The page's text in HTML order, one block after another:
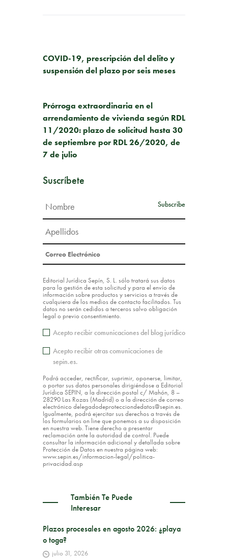
COVID-19, prescripción del delito y
suspensión del plazo por seis meses
Prórroga extraordinaria en el
arrendamiento de vivienda según RDL
11/2020: plazo de solicitud hasta 30
de septiembre por RDL 26/2020, de
7 de julio
Suscríbete
Editorial Jurídica Sepín, S. L. sólo tratará sus datos
para la gestión de esta solicitud y para el envío de
información sobre productos y servicios a través de
cualquiera de los medios de contacto facilitados. Tus
datos no serán cedidos a terceros salvo obligación
legal o previo consentimiento.
Acepto recibir comunicaciones del blog jurídico
Acepto recibir otras comunicaciones de
sepin.es.
Podrá acceder, rectificar, suprimir, oponerse, limitar,
o portar sus datos personales dirigiéndose a Editorial
Jurídica SEPIN, a la dirección postal c/ Mahón, 8 –
28290 Las Rozas (Madrid) o a la dirección de correo
electrónico delegadodeprotecciondedatos@sepin.es.
Igualmente, podrá ejercitar sus derechos a través de
los formularios on line que ponemos a su disposición
en nuestra web. Tiene derecho a presentar
reclamación ante la autoridad de control. Puede
consultar la información adicional y detallada sobre
Protección de Datos en nuestra página web:
www.sepin.es/informacion-legal/politica-
privacidad.asp
También Te Puede
Interesar
Plazos procesales en agosto 2026: ¿playa
o toga?
julio 31, 2026